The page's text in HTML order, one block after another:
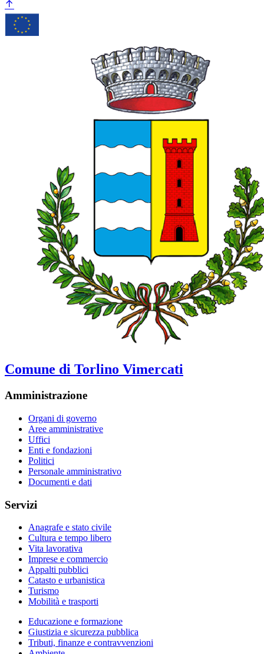
Comune di Torlino Vimercati
Amministrazione
Organi di governo
Aree amministrative
Uffici
Enti e fondazioni
Politici
Personale amministrativo
Documenti e dati
Servizi
Anagrafe e stato civile
Cultura e tempo libero
Vita lavorativa
Imprese e commercio
Appalti pubblici
Catasto e urbanistica
Turismo
Mobilità e trasporti
Educazione e formazione
Giustizia e sicurezza pubblica
Tributi, finanze e contravvenzioni